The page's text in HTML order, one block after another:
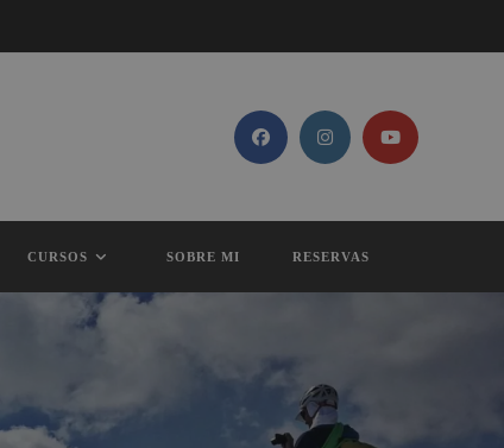
CURSOS SOBRE MI RESERVAS